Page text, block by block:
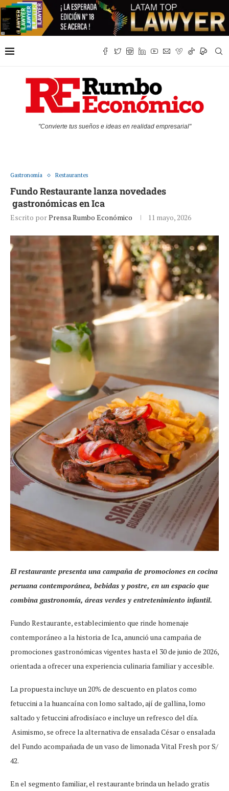
"Convierte tus sueños e ideas en realidad empresarial"
Gastronomía Restaurantes
Fundo Restaurante lanza novedades
gastronómicas en Ica
Escrito porPrensa Rumbo Económico 11 mayo, 2026
El restaurante presenta una campaña de promociones en cocina
peruana contemporánea, bebidas y postre, en un espacio que
combina gastronomía, áreas verdes y entretenimiento infantil.
Fundo Restaurante, establecimiento que rinde homenaje
contemporáneo a la historia de Ica, anunció una campaña de
promociones gastronómicas vigentes hasta el 30 de junio de 2026,
orientada a ofrecer una experiencia culinaria familiar y accesible.
La propuesta incluye un 20% de descuento en platos como
fetuccini a la huancaína con lomo saltado, ají de gallina, lomo
saltado y fetuccini afrodisíaco e incluye un refresco del día.
Asimismo, se ofrece la alternativa de ensalada César o ensalada
del Fundo acompañada de un vaso de limonada Vital Fresh por S/
42.
En el segmento familiar, el restaurante brinda un helado gratis